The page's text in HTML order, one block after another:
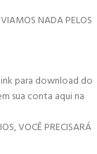
NADA PELOS
para download do
sua conta aqui na
VOCÊ PRECISARÁ